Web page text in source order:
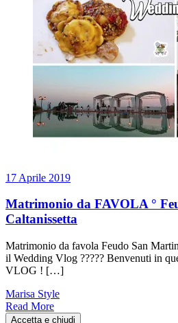
17 Aprile 2019
Matrimonio da FAVOLA °
Caltanissetta
Matrimonio da favola Feudo San
il Wedding Vlog ????? Benvenuti in
VLOG ! […]
Marisa Style
Read More